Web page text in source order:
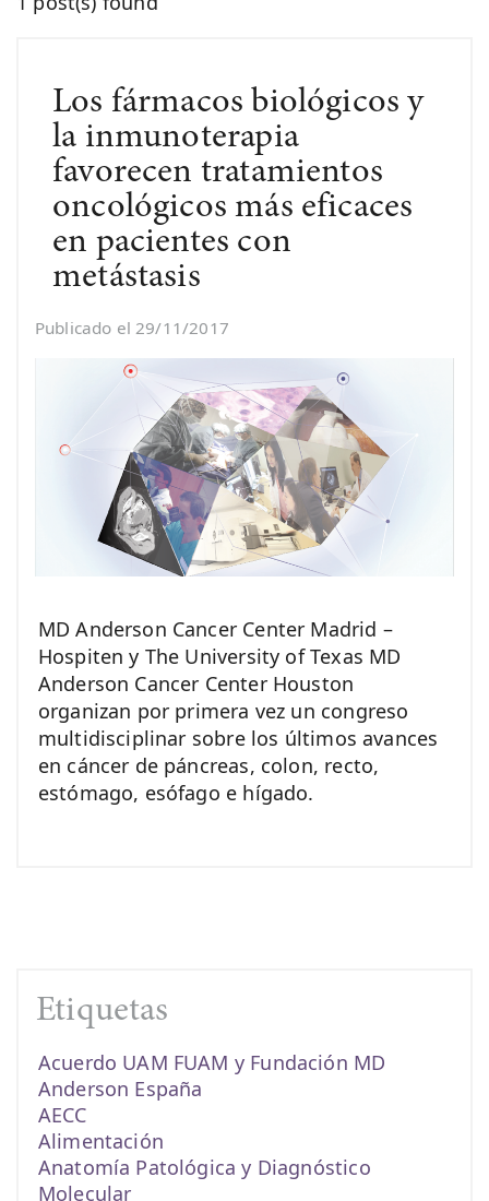
Los fármacos biológicos y
la inmunoterapia
favorecen tratamientos
oncológicos más eficaces
en pacientes con
metástasis
Publicado el 29/11/2017
MD Anderson Cancer Center Madrid –
Hospiten y The University of Texas MD
Anderson Cancer Center Houston
organizan por primera vez un congreso
multidisciplinar sobre los últimos avances
en cáncer de páncreas, colon, recto,
estómago, esófago e hígado.
Etiquetas
Acuerdo UAM FUAM y Fundación MD
Anderson España
AECC
Alimentación
Anatomía Patológica y Diagnóstico
Molecular